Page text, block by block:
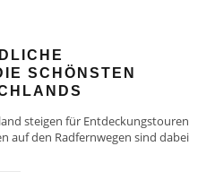
SCHÖNSTEN
steigen für Entdeckungstouren
auf den Radfernwegen sind dabei